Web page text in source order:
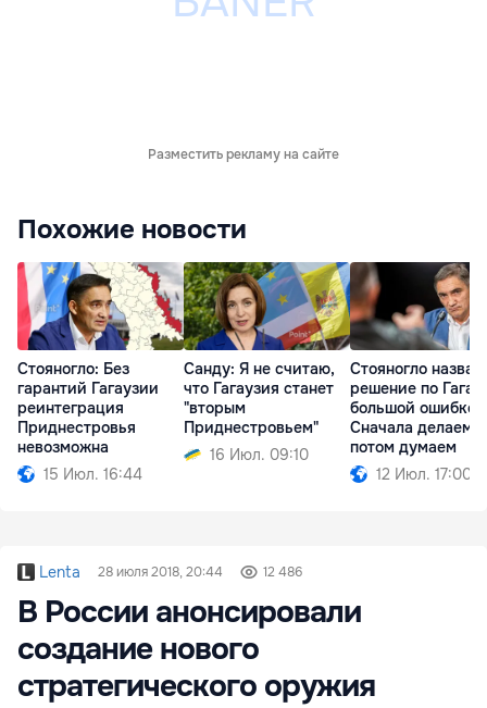
Разместить рекламу на сайте
Похожие новости
Стояногло: Без
гарантий Гагаузии
реинтеграция
Приднестровья
невозможна
15 Июл. 16:44
Санду: Я не считаю,
что Гагаузия станет
"вторым
Приднестровьем"
16 Июл. 09:10
Стояногло назвал
решение по
большой
Сначала делаем,
потом думаем
12 Июл. 17:00
Lenta 28 июля 2018, 20:44 12 486
В России анонсировали
создание нового
стратегического оружия